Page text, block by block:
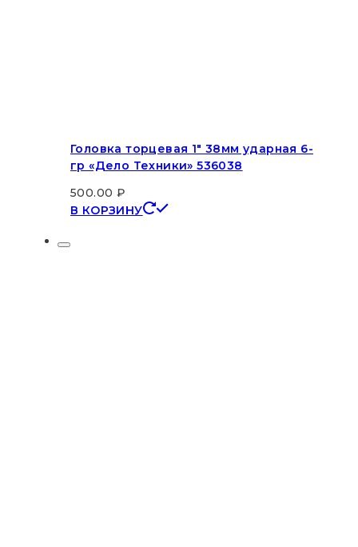
Головка торцевая 1″ 38мм ударная 6-
гр «Дело Техники» 536038
500.00 ₽
В КОРЗИНУ